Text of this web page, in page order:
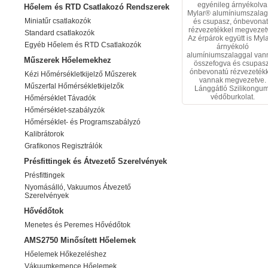
Hőelem és RTD Csatlakozó Rendszerek
Miniatűr csatlakozók
Standard csatlakozók
Egyéb Hőelem és RTD Csatlakozók
Műszerek Hőelemekhez
Kézi Hőmérsékletkijelző Műszerek
Műszerfal Hőmérsékletkijelzők
Hőmérséklet Távadók
Hőmérséklet-szabályzók
Hőmérséklet- és Programszabályzó
Kalibrátorok
Grafikonos Regisztrálók
Présfittingek és Átvezető Szerelvények
Présfittingek
Nyomásálló, Vakuumos Átvezető
Szerelvények
Hővédőtok
Menetes és Peremes Hővédőtok
AMS2750 Minősített Hőelemek
Hőelemek Hőkezeléshez
Vákuumkemence Hőelemek
egyénileg árnyékolva
Mylar®
és csupasz,
rézvezetékkel
Az érpárok együtt is
árnyékoló
alumíniumszalaggal
összefogva és
ónbevonatú
vannak megvezetve.
Lánggátló
védőburkolat.